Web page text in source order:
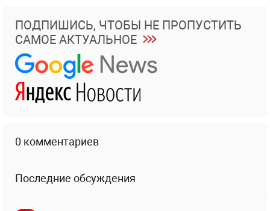
ПОДПИШИСЬ, ЧТОБЫ НЕ ПРОПУСТИТЬ
САМОЕ АКТУАЛЬНОЕ
0 комментариев
Последние обсуждения